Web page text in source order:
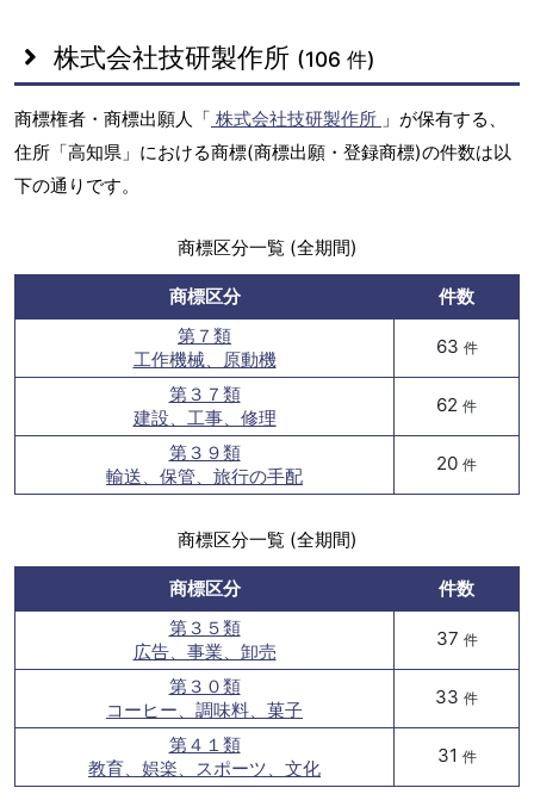
株式会社技研製作所 (106 件)
商標権者・商標出願人「 株式会社技研製作所 」が保有する、
住所「高知県」における商標(商標出願・登録商標)の件数は以
下の通りです。
商標区分一覧 (全期間)
商標区分
件数
第７類
工作機械、原動機
63 件
第３７類
建設、工事、修理
62 件
第３９類
輸送、保管、旅行の手配
20 件
商標区分一覧 (全期間)
商標区分
件数
第３５類
広告、事業、卸売
37 件
第３０類
コーヒー、調味料、菓子
33 件
第４１類
教育、娯楽、スポーツ、文化
31 件